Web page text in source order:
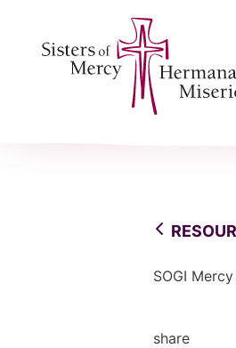
SOGI
share